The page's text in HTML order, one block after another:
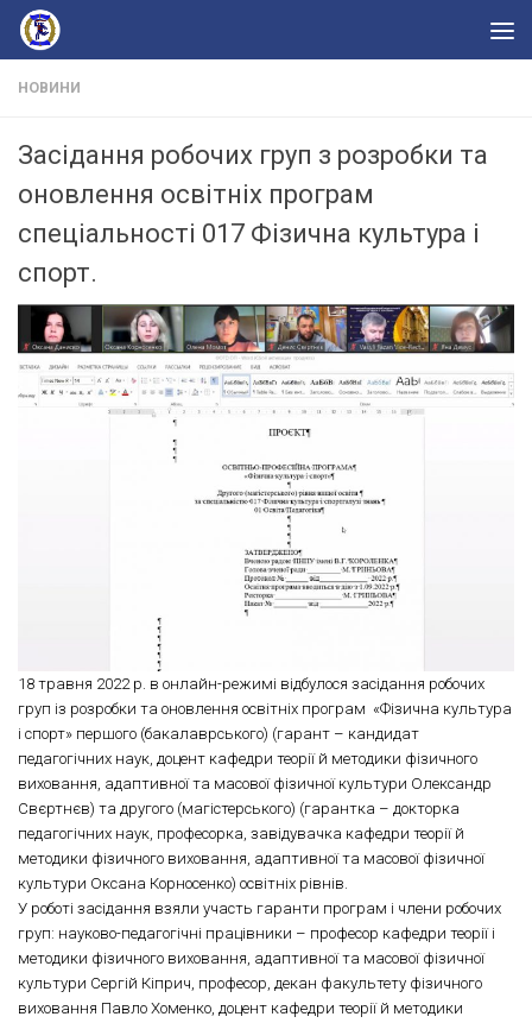
Skip to content
НОВИНИ
Засідання робочих груп з розробки та
оновлення освітніх програм
спеціальності 017 Фізична культура і
спорт.
18 травня 2022 р. в онлайн-режимі відбулося засідання робочих
груп із розробки та оновлення освітніх програм «Фізична культура
і спорт» першого (бакалаврського) (гарант – кандидат
педагогічних наук, доцент кафедри теорії й методики фізичного
виховання, адаптивної та масової фізичної культури Олександр
Свєртнєв) та другого (магістерського) (гарантка – докторка
педагогічних наук, професорка, завідувачка кафедри теорії й
методики фізичного виховання, адаптивної та масової фізичної
культури Оксана Корносенко) освітніх рівнів.
У роботі засідання взяли участь гаранти програм і члени робочих
груп: науково-педагогічні працівники – професор кафедри теорії і
методики фізичного виховання, адаптивної та масової фізичної
культури Сергій Кіприч, професор, декан факультету фізичного
виховання Павло Хоменко, доцент кафедри теорії й методики